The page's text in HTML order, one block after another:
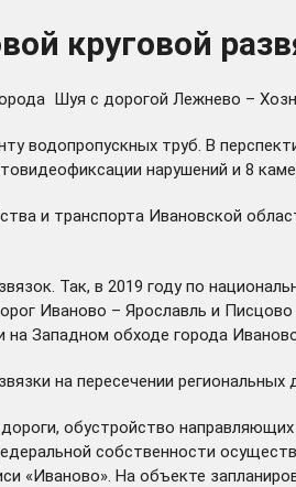
круговой
Шуя с дорогой Лежнево –
водопропускных труб. В
нарушений и 8
и транспорта Ивановской
Так, в 2019 году по
Иваново – Ярославль и
Западном обходе города
на пересечении
обустройство
собственности
На объекте